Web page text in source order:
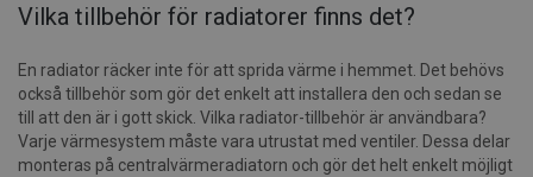
Vilka tillbehör för radiatorer finns det?
En radiator räcker inte för att sprida värme i hemmet. Det behövs
också tillbehör som gör det enkelt att installera den och sedan se
till att den är i gott skick. Vilka radiator-tillbehör är användbara?
Varje värmesystem måste vara utrustat med ventiler. Dessa delar
monteras på centralvärmeradiatorn och gör det helt enkelt möjligt